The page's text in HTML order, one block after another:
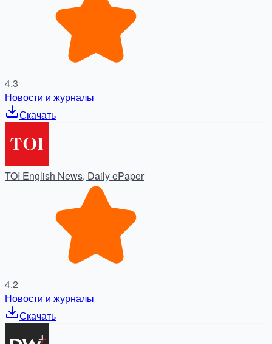
4.3
Новости и журналы
Скачать
TOI English News, Daily ePaper
4.2
Новости и журналы
Скачать